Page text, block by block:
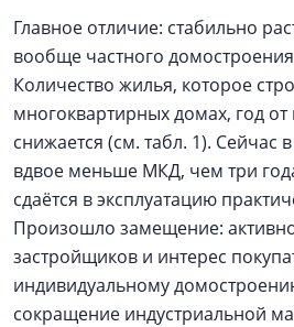
Главное отличие: стабильно
вообще частного
Количество жилья, которое
многоквартирных домах, год от
снижается (см. табл. 1). Сейчас
вдвое меньше МКД, чем три
сдаётся в эксплуатацию
Произошло замещение:
застройщиков и интерес
индивидуальному
сокращение индустриальной